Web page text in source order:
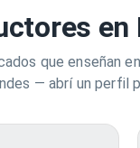
en
que enseñan
— abrí un perfil